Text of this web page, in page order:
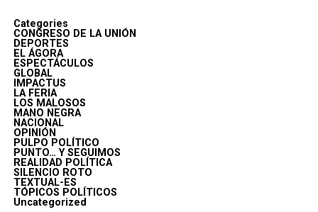
Categories
CONGRESO DE LA UNIÓN
DEPORTES
EL ÁGORA
ESPECTÁCULOS
GLOBAL
IMPACTUS
LA FERIA
LOS MALOSOS
MANO NEGRA
NACIONAL
OPINIÓN
PULPO POLÍTICO
PUNTO… Y SEGUIMOS
REALIDAD POLÍTICA
SILENCIO ROTO
TEXTUAL-ES
TÓPICOS POLÍTICOS
Uncategorized